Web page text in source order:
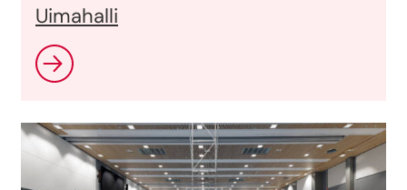
Uimahalli